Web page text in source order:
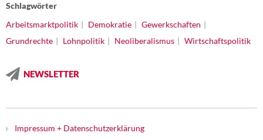
Schlagwörter
Arbeitsmarktpolitik
Demokratie
Gewerkschaften
Grundrechte
Lohnpolitik Neoliberalismus Wirtschaftspolitik
NEWSLETTER
Impressum + Datenschutzerklärung